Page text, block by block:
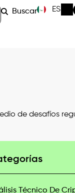
Buscar ES
de desafíos
Técnico De